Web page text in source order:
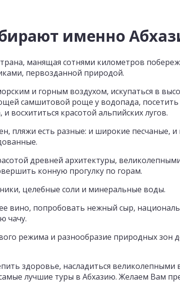
именно
манящая сотнями километров
первозданной природой.
и горным воздухом, искупаться в
самшитовой роще у водопада,
красотой альпийских лугов.
пляжи есть разные: и широкие песчаные,
древней архитектуры,
конную прогулку по горам.
целебные соли и минеральные воды.
вино, попробовать нежный сыр,
чачу.
режима и разнообразие природных зон
здоровье, насладиться великолепными
лучшие туры в Абхазию. Желаем Вам